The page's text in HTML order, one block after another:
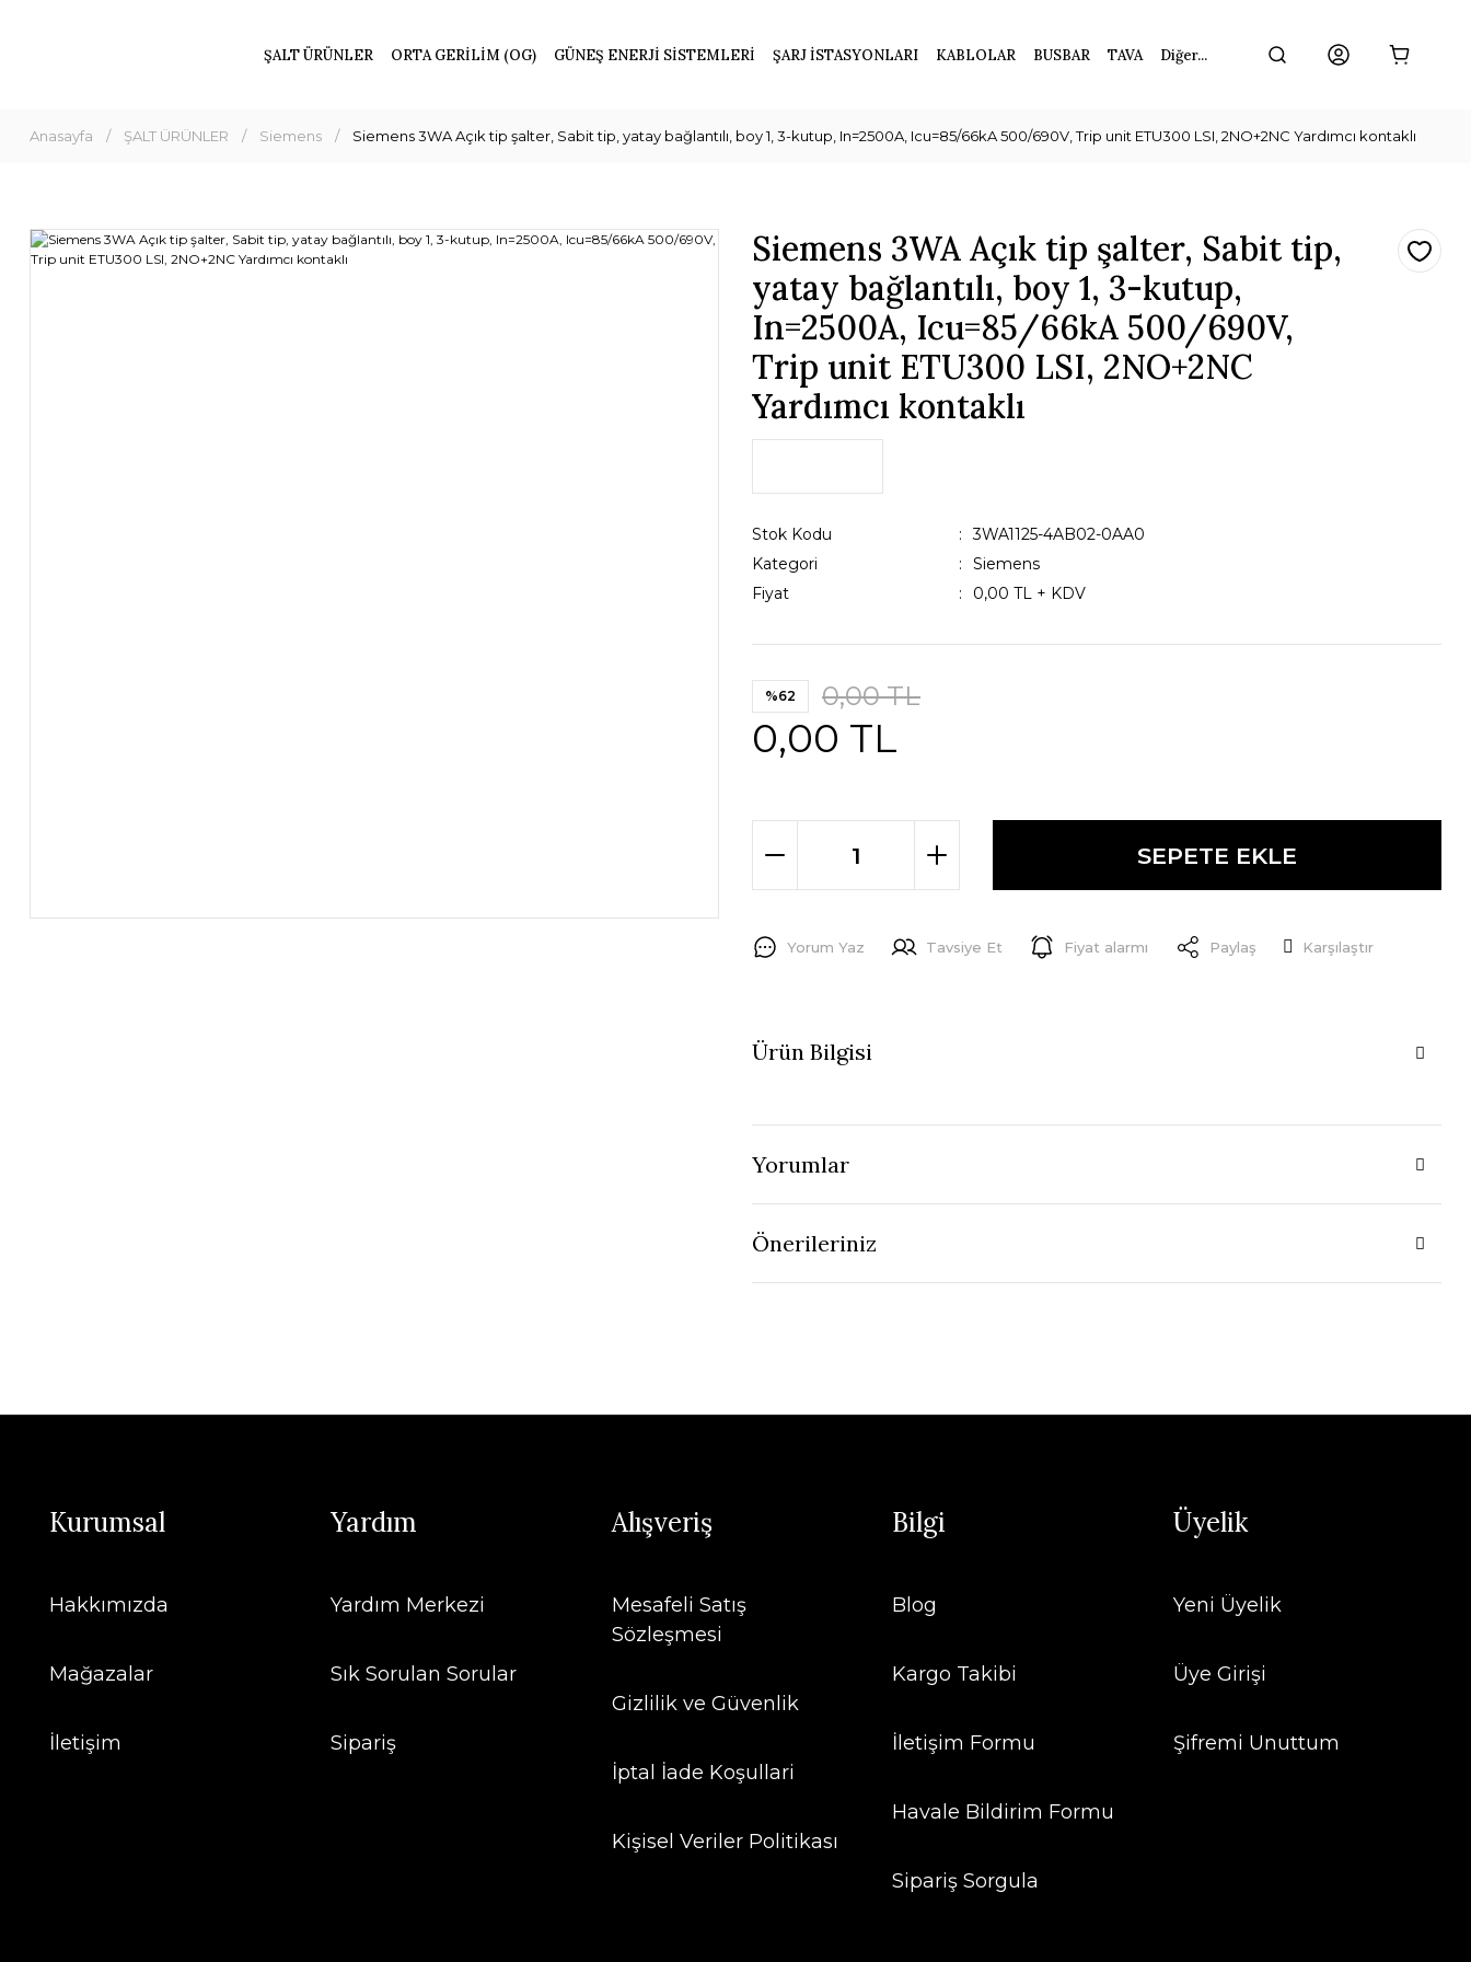
ŞALT ÜRÜNLER ORTA GERİLİM (OG) GÜNEŞ ENERJİ SİSTEMLERİ ŞARJ İSTASYONLARI KABLOLAR BUSBAR TAVA Diğer...
Anasayfa ŞALT ÜRÜNLER Siemens Siemens 3WA Açık tip şalter, Sabit tip, yatay bağlantılı, boy 1, 3-kutup, In=2500A, Icu=85/66kA 500/690V, Trip unit ETU300 LSI, 2NO+2NC Yardımcı kontaklı
Siemens 3WA Açık tip şalter, Sabit tip,
yatay bağlantılı, boy 1, 3-kutup,
In=2500A, Icu=85/66kA 500/690V,
Trip unit ETU300 LSI, 2NO+2NC
Yardımcı kontaklı
Stok Kodu
3WA1125-4AB02-0AA0
Kategori
Siemens
Fiyat
0,00 TL + KDV
%62 0,00 TL
0,00 TL
SEPETE EKLE
Yorum Yaz Tavsiye Et Fiyat alarmı Paylaş Karşılaştır
Ürün Bilgisi
Yorumlar
Önerileriniz
Kurumsal
Hakkımızda
Mağazalar
İletişim
Yardım
Yardım Merkezi
Sık Sorulan Sorular
Sipariş
Alışveriş
Mesafeli Satış
Sözleşmesi
Gizlilik ve Güvenlik
İptal İade Koşullari
Kişisel Veriler Politikası
Bilgi
Blog
Kargo Takibi
İletişim Formu
Havale Bildirim Formu
Sipariş Sorgula
Üyelik
Yeni Üyelik
Üye Girişi
Şifremi Unuttum